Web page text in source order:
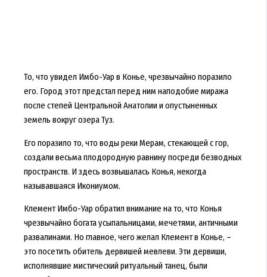
То, что увидел Имбо-Уар в Конье, чрезвычайно поразило
его. Город этот предстал перед ним наподобие миража
после степей Центральной Анатолии и опустыненных
земель вокруг озера Туз.
Его поразило то, что воды реки Мерам, стекающей с гор,
создали весьма плодородную равнину посреди безводных
пространств. И здесь возвышалась Конья, некогда
называвшаяся Икониумом.
Клемент Имбо-Уар обратил внимание на то, что Конья
чрезвычайно богата усыпальницами, мечетями, античными
развалинами. Но главное, чего желал Клемент в Конье, –
это посетить обитель дервишей мевлеви. Эти дервиши,
исполнявшие мистический ритуальный танец, были